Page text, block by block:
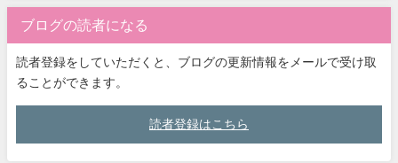
ブログの読者になる
読者登録をしていただくと、ブログの更新情報をメールで受け取
ることができます。
読者登録はこちら